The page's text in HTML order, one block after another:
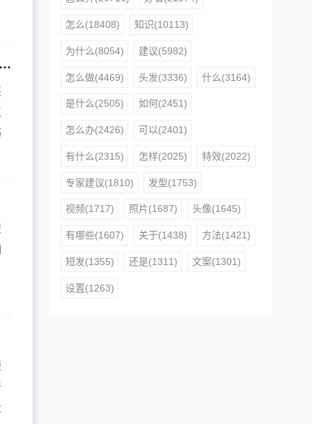
大波浪的发型能烫出来吗，能做成永久性的吗(大波浪发型是烫出来的吗)
怎么(18408) 知识(10113)
为什么(8054) 建议(5982)
怎么做(4469) 头发(3336) 什么(3164)
是什么(2505) 如何(2451)
怎么办(2426) 可以(2401)
有什么(2315) 怎样(2025) 特效(2022)
专家建议(1810) 发型(1753)
视频(1717) 照片(1687) 头像(1645)
有哪些(1607) 关于(1438) 方法(1421)
短发(1355) 还是(1311) 文案(1301)
设置(1263)